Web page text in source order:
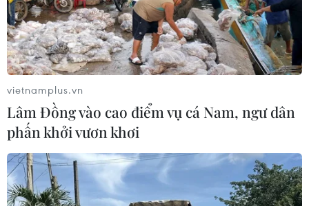
vietnamplus.vn
Lâm Đồng vào cao điểm vụ cá Nam, ngư dân
phấn khởi vươn khơi